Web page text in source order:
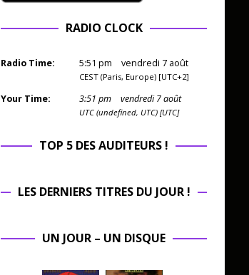
RADIO CLOCK
Radio Time: 5:51 pm vendredi 7 août
CEST (Paris, Europe) [UTC+2]
Your Time: 3:51 pm vendredi 7 août
UTC (undefined, UTC) [UTC]
TOP 5 DES AUDITEURS !
LES DERNIERS TITRES DU JOUR !
UN JOUR – UN DISQUE